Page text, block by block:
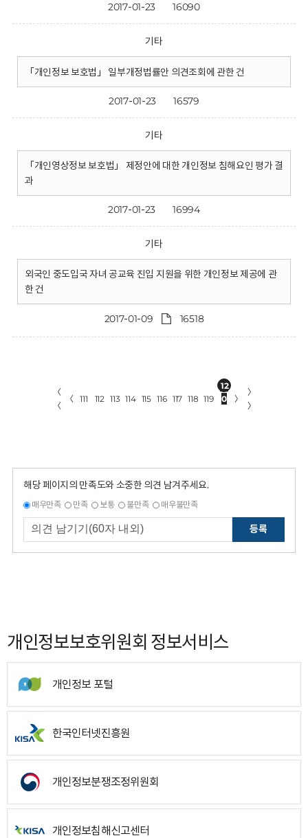
2017-01-23 16090
기타
「개인정보 보호법」 일부개정법률안 의견조회에 관한 건
2017-01-23 16579
기타
「개인영상정보 보호법」 제정안에 대한 개인정보 침해요인 평가 결
과
2017-01-23 16994
기타
외국인 중도입국 자녀 공교육 진입 지원을 위한 개인정보 제공에 관
한 건
2017-01-09 16518
〈
〈
〈 111 112 113 114 115 116 117 118 119
12
0
〉
〉
〉
해당 페이지의 만족도와 소중한 의견 남겨주세요.
매우만족 만족 보통 불만족 매우불만족
등록
개인정보보호위원회 정보서비스
개인정보 포털
한국인터넷진흥원
개인정보분쟁조정위원회
개인정보침해신고센터